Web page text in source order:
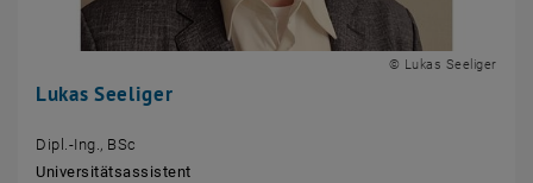
Lukas Seeliger
© Lukas Seeliger
Dipl.-Ing., BSc
Universitätsassistent